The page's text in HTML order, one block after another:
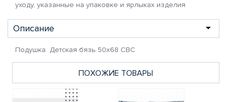
уходу, указанные на упаковке и ярлыках изделия
Описание
Подушка Детская бязь 50х68 СВС
ПОХОЖИЕ ТОВАРЫ